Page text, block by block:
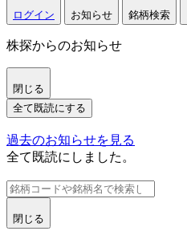
ログイン お知らせ 銘柄検索
株探からのお知らせ
閉じる
全て既読にする
過去のお知らせを見る
全て既読にしました。
閉じる